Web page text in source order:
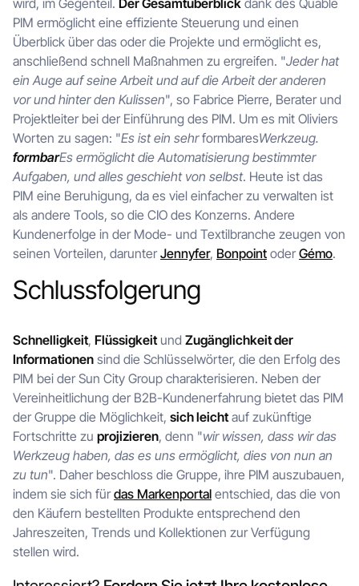
wird, im Gegenteil. Der Gesamtüberblick dank des Quable
PIM ermöglicht eine effiziente Steuerung und einen
Überblick über das oder die Projekte und ermöglicht es,
anschließend schnell Maßnahmen zu ergreifen. "Jeder hat
ein Auge auf seine Arbeit und auf die Arbeit der anderen
vor und hinter den Kulissen", so Fabrice Pierre, Berater und
Projektleiter bei der Einführung des PIM. Um es mit Oliviers
Worten zu sagen: "Es ist ein sehrformbaresWerkzeug.
formbarEs ermöglicht die Automatisierung bestimmter
Aufgaben, und alles geschieht von selbst. Heute ist das
PIM eine Beruhigung, da es viel einfacher zu verwalten ist
als andere Tools, so die CIO des Konzerns. Andere
Kundenerfolge in der Mode- und Textilbranche zeugen von
seinen Vorteilen, darunterJennyfer, Bonpoint oderGémo.
Schlussfolgerung
Schnelligkeit, Flüssigkeitund Zugänglichkeit der
Informationen sind die Schlüsselwörter, die den Erfolg des
PIM bei der Sun City Group charakterisieren. Neben der
Vereinheitlichung der B2B-Kundenerfahrung bietet das PIM
der Gruppe die Möglichkeit, sich leichtauf zukünftige
Fortschritte zu projizieren, denn "wir wissen, dass wir das
Werkzeug haben, das es uns ermöglicht, dies von nun an
zu tun". Daher beschloss die Gruppe, ihre PIM auszubauen,
indem sie sich fürdas Markenportal entschied, das die von
den Käufern bestellten Produkte entsprechend den
Jahreszeiten, Trends und Kollektionen zur Verfügung
stellen wird.